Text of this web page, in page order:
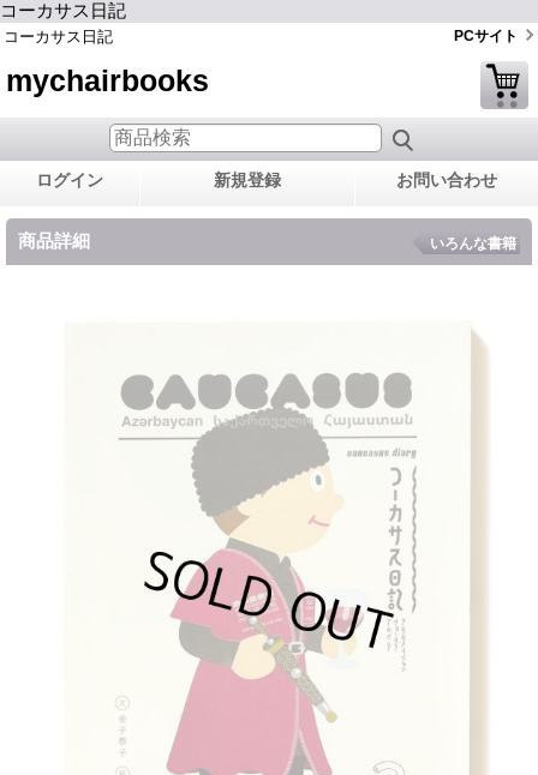
コーカサス日記
コーカサス日記 PCサイト
mychairbooks
ログイン 新規登録 お問い合わせ
商品詳細 いろんな書籍